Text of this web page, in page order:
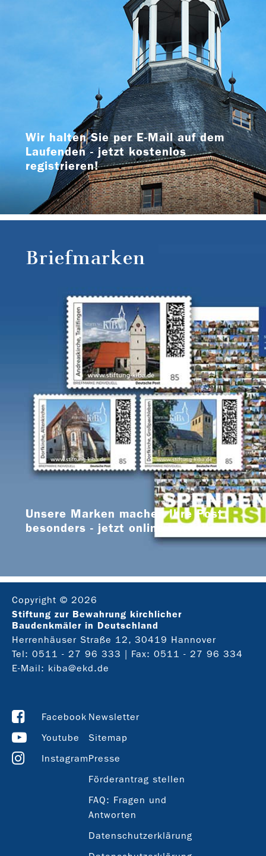
Wir halten Sie per E-Mail auf dem
Laufenden - jetzt kostenlos
registrieren!
Briefmarken
Unsere Marken machen Ihre Post
besonders - jetzt online bestellen
Copyright © 2026
Stiftung zur Bewahrung kirchlicher
Baudenkmäler in Deutschland
Herrenhäuser Straße 12, 30419 Hannover
Tel: 0511 - 27 96 333 | Fax: 0511 - 27 96 334
E-Mail: kiba@ekd.de
Facebook
Youtube
Instagram
Newsletter
Sitemap
Presse
Förderantrag stellen
FAQ: Fragen und
Antworten
Datenschutzerklärung